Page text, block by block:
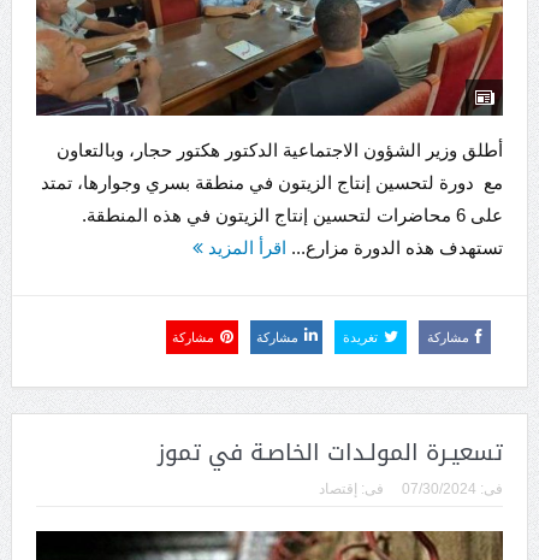
أطلق وزير الشؤون الاجتماعية الدكتور هكتور حجار، وبالتعاون
مع دورة لتحسين إنتاج الزيتون في منطقة بسري وجوارها، تمتد
على 6 محاضرات لتحسين إنتاج الزيتون في هذه المنطقة.
تستهدف هذه الدورة مزارع... اقرأ المزيد
مشاركة تغريدة مشاركة مشاركة
تسعيـرة المولـدات الخاصـة في تموز
فى: 07/30/2024 فى: إقتصاد